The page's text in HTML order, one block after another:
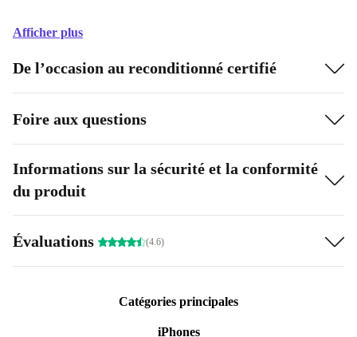
Afficher plus
De l’occasion au reconditionné certifié
Foire aux questions
Informations sur la sécurité et la conformité
du produit
Évaluations (4.6)
Catégories principales
iPhones